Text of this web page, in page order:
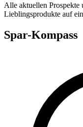
Alle aktuellen Prospekte
Lieblingsprodukte auf
Spar-Kompass